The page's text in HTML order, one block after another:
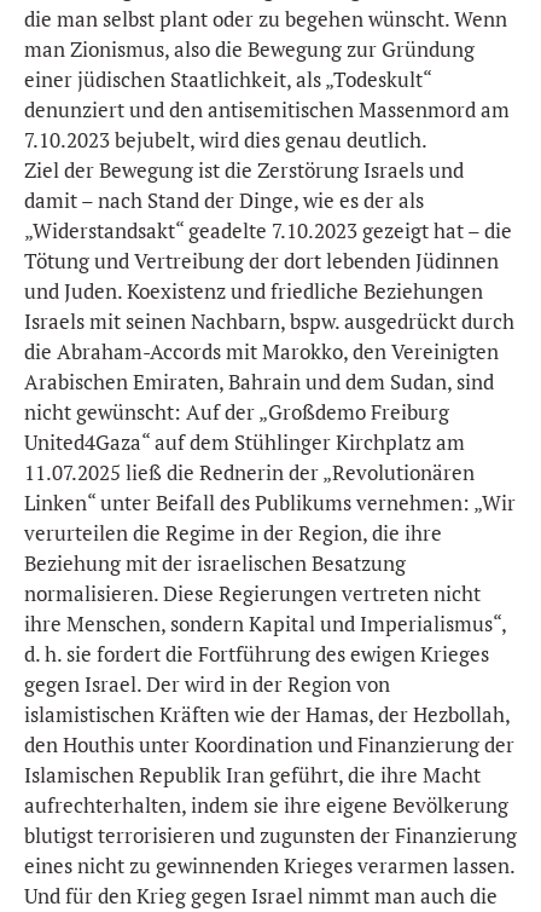
die man selbst plant oder zu begehen wünscht. Wenn
man Zionismus, also die Bewegung zur Gründung
einer jüdischen Staatlichkeit, als „Todeskult“
denunziert und den antisemitischen Massenmord am
7.10.2023 bejubelt, wird dies genau deutlich.
Ziel der Bewegung ist die Zerstörung Israels und
damit – nach Stand der Dinge, wie es der als
„Widerstandsakt“ geadelte 7.10.2023 gezeigt hat – die
Tötung und Vertreibung der dort lebenden Jüdinnen
und Juden. Koexistenz und friedliche Beziehungen
Israels mit seinen Nachbarn, bspw. ausgedrückt durch
die Abraham-Accords mit Marokko, den Vereinigten
Arabischen Emiraten, Bahrain und dem Sudan, sind
nicht gewünscht: Auf der „Großdemo Freiburg
United4Gaza“ auf dem Stühlinger Kirchplatz am
11.07.2025 ließ die Rednerin der „Revolutionären
Linken“ unter Beifall des Publikums vernehmen: „Wir
verurteilen die Regime in der Region, die ihre
Beziehung mit der israelischen Besatzung
normalisieren. Diese Regierungen vertreten nicht
ihre Menschen, sondern Kapital und Imperialismus“,
d. h. sie fordert die Fortführung des ewigen Krieges
gegen Israel. Der wird in der Region von
islamistischen Kräften wie der Hamas, der Hezbollah,
den Houthis unter Koordination und Finanzierung der
Islamischen Republik Iran geführt, die ihre Macht
aufrechterhalten, indem sie ihre eigene Bevölkerung
blutigst terrorisieren und zugunsten der Finanzierung
eines nicht zu gewinnenden Krieges verarmen lassen.
Und für den Krieg gegen Israel nimmt man auch die